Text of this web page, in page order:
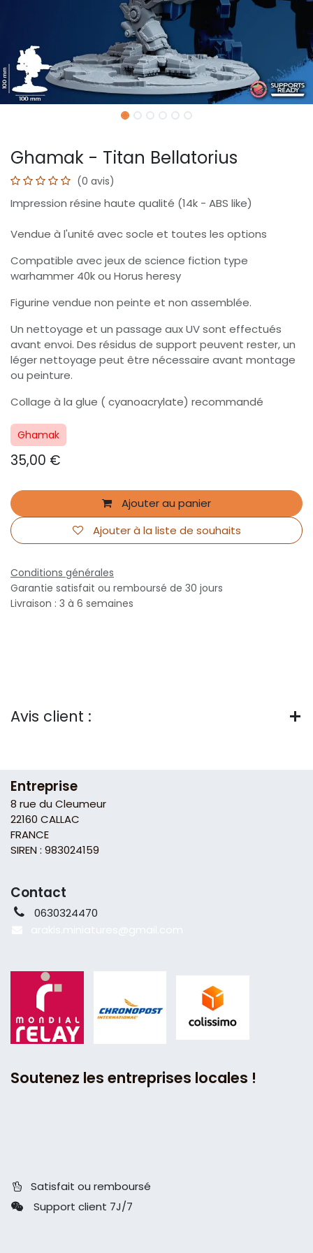
Ghamak - Titan Bellatorius
(0 avis)
Impression résine haute qualité (14k - ABS like)
Vendue à l'unité avec socle et toutes les options
Compatible avec jeux de science fiction type
warhammer 40k ou Horus heresy
Figurine vendue non peinte et non assemblée.
Un nettoyage et un passage aux UV sont effectués
avant envoi. Des résidus de support peuvent rester, un
léger nettoyage peut être nécessaire avant montage
ou peinture.
Collage à la glue ( cyanoacrylate) recommandé
Ghamak
35,00 €
Ajouter au panier
Ajouter à la liste de souhaits
Conditions générales
Garantie satisfait ou remboursé de 30 jours
Livraison : 3 à 6 semaines
Avis client :
Entreprise
8 rue du Cleumeur
22160 CALLAC
FRANCE
SIREN : 983024159
Contact
0630324470
Soutenez les entreprises locales !
Satisfait ou remboursé
Support client 7J/7